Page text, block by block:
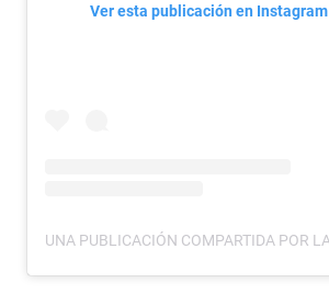
Ver esta publicación en Instagram